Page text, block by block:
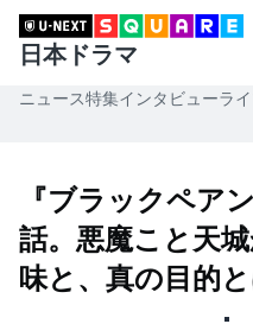
日本ドラマ
ニュース特集インタビューラ
『ブラックペア
話。悪魔こと天
味と、真の目的